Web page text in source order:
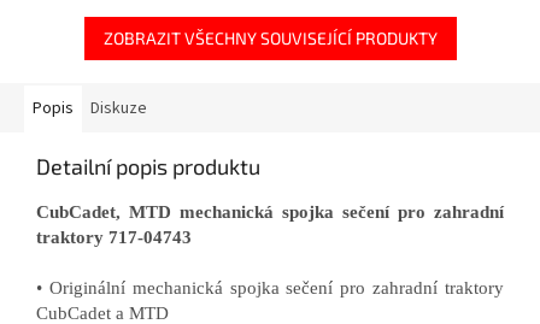
ZOBRAZIT VŠECHNY SOUVISEJÍCÍ PRODUKTY
Popis Diskuze
Detailní popis produktu
CubCadet, MTD mechanická spojka sečení pro zahradní
traktory 717-04743
• Originální mechanická spojka sečení pro zahradní traktory
CubCadet a MTD